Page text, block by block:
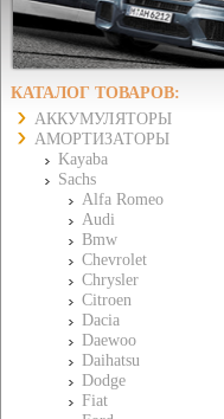
КАТАЛОГ ТОВАРОВ:
АККУМУЛЯТОРЫ
АМОРТИЗАТОРЫ
Kayaba
Sachs
Alfa Romeo
Audi
Bmw
Chevrolet
Chrysler
Citroen
Dacia
Daewoo
Daihatsu
Dodge
Fiat